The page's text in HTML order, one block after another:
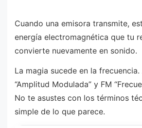
Cuando una emisora transmite,
energía electromagnética que tu
convierte nuevamente en sonido.
La magia sucede en la
“Amplitud Modulada” y FM
No te asustes con los términos
simple de lo que parece.